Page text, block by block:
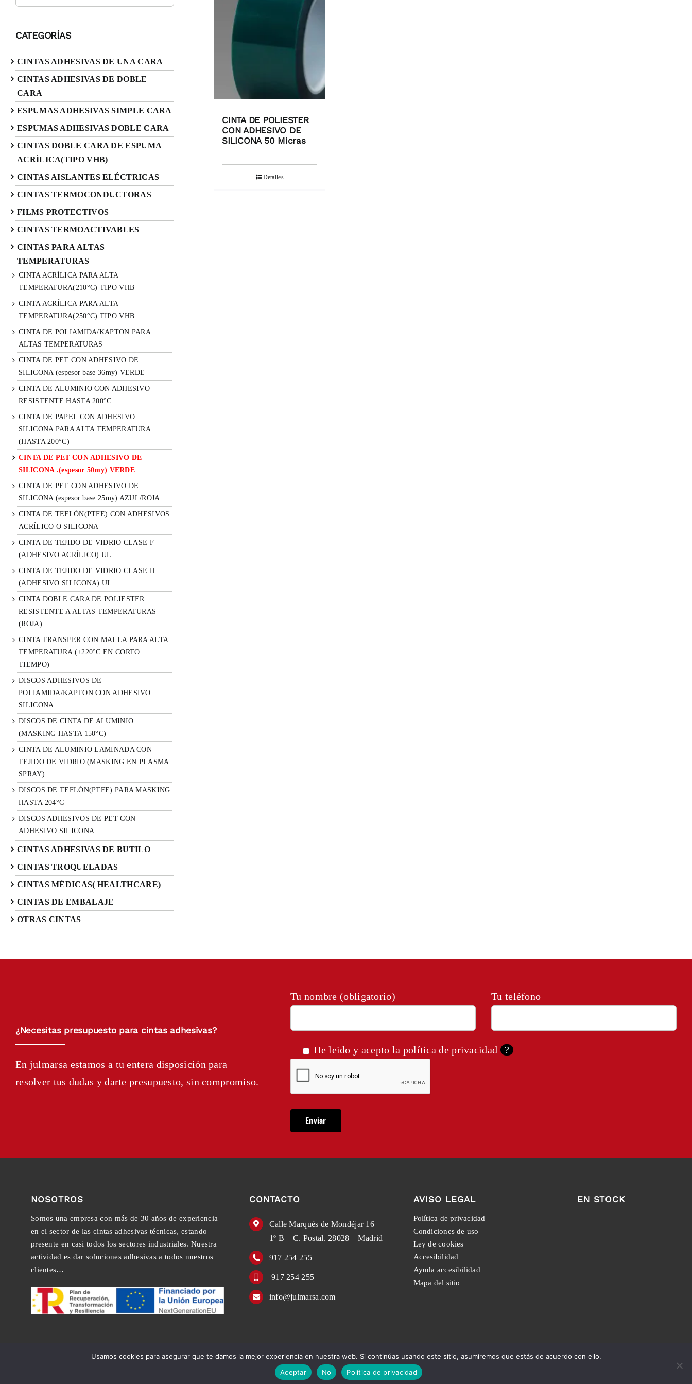
CINTA DE POLIESTER
CON ADHESIVO DE
SILICONA 50 Micras
Detalles
CATEGORÍAS
CINTAS ADHESIVAS DE UNA CARA
CINTAS ADHESIVAS DE DOBLE
CARA
ESPUMAS ADHESIVAS SIMPLE CARA
ESPUMAS ADHESIVAS DOBLE CARA
CINTAS DOBLE CARA DE ESPUMA
ACRÍLICA(TIPO VHB)
CINTAS AISLANTES ELÉCTRICAS
CINTAS TERMOCONDUCTORAS
FILMS PROTECTIVOS
CINTAS TERMOACTIVABLES
CINTAS PARA ALTAS
TEMPERATURAS
CINTA ACRÍLICA PARA ALTA
TEMPERATURA(210°C) TIPO VHB
CINTA ACRÍLICA PARA ALTA
TEMPERATURA(250°C) TIPO VHB
CINTA DE POLIAMIDA/KAPTON PARA
ALTAS TEMPERATURAS
CINTA DE PET CON ADHESIVO DE
SILICONA (espesor base 36my) VERDE
CINTA DE ALUMINIO CON ADHESIVO
RESISTENTE HASTA 200°C
CINTA DE PAPEL CON ADHESIVO
SILICONA PARA ALTA TEMPERATURA
(HASTA 200°C)
CINTA DE PET CON ADHESIVO DE
SILICONA .(espesor 50my) VERDE
CINTA DE PET CON ADHESIVO DE
SILICONA (espesor base 25my) AZUL/ROJA
CINTA DE TEFLÓN(PTFE) CON ADHESIVOS
ACRÍLICO O SILICONA
CINTA DE TEJIDO DE VIDRIO CLASE F
(ADHESIVO ACRÍLICO) UL
CINTA DE TEJIDO DE VIDRIO CLASE H
(ADHESIVO SILICONA) UL
CINTA DOBLE CARA DE POLIESTER
RESISTENTE A ALTAS TEMPERATURAS
(ROJA)
CINTA TRANSFER CON MALLA PARA ALTA
TEMPERATURA (+220°C EN CORTO
TIEMPO)
DISCOS ADHESIVOS DE
POLIAMIDA/KAPTON CON ADHESIVO
SILICONA
DISCOS DE CINTA DE ALUMINIO
(MASKING HASTA 150°C)
CINTA DE ALUMINIO LAMINADA CON
TEJIDO DE VIDRIO (MASKING EN PLASMA
SPRAY)
DISCOS DE TEFLÓN(PTFE) PARA MASKING
HASTA 204°C
DISCOS ADHESIVOS DE PET CON
ADHESIVO SILICONA
CINTAS ADHESIVAS DE BUTILO
CINTAS TROQUELADAS
CINTAS MÉDICAS( HEALTHCARE)
CINTAS DE EMBALAJE
OTRAS CINTAS
¿Necesitas presupuesto para cintas adhesivas?
En julmarsa estamos a tu entera disposición para
resolver tus dudas y darte presupuesto, sin compromiso.
Tu nombre (obligatorio) Tu teléfono
He leido y acepto la política de privacidad ?
NOSOTROS
Somos una empresa con más de 30 años de experiencia
en el sector de las cintas adhesivas técnicas, estando
presente en casi todos los sectores industriales. Nuestra
actividad es dar soluciones adhesivas a todos nuestros
clientes…
CONTACTO
Calle Marqués de Mondéjar 16 –
1º B – C. Postal. 28028 – Madrid
917 254 255
917 254 255
info@julmarsa.com
AVISO LEGAL
Política de privacidad
Condiciones de uso
Ley de cookies
Accesibilidad
Ayuda accesibilidad
Mapa del sitio
EN STOCK
English Español
Usamos cookies para asegurar que te damos la mejor experiencia en nuestra web. Si continúas usando este sitio, asumiremos que estás de acuerdo con ello.
Aceptar
No Política de privacidad